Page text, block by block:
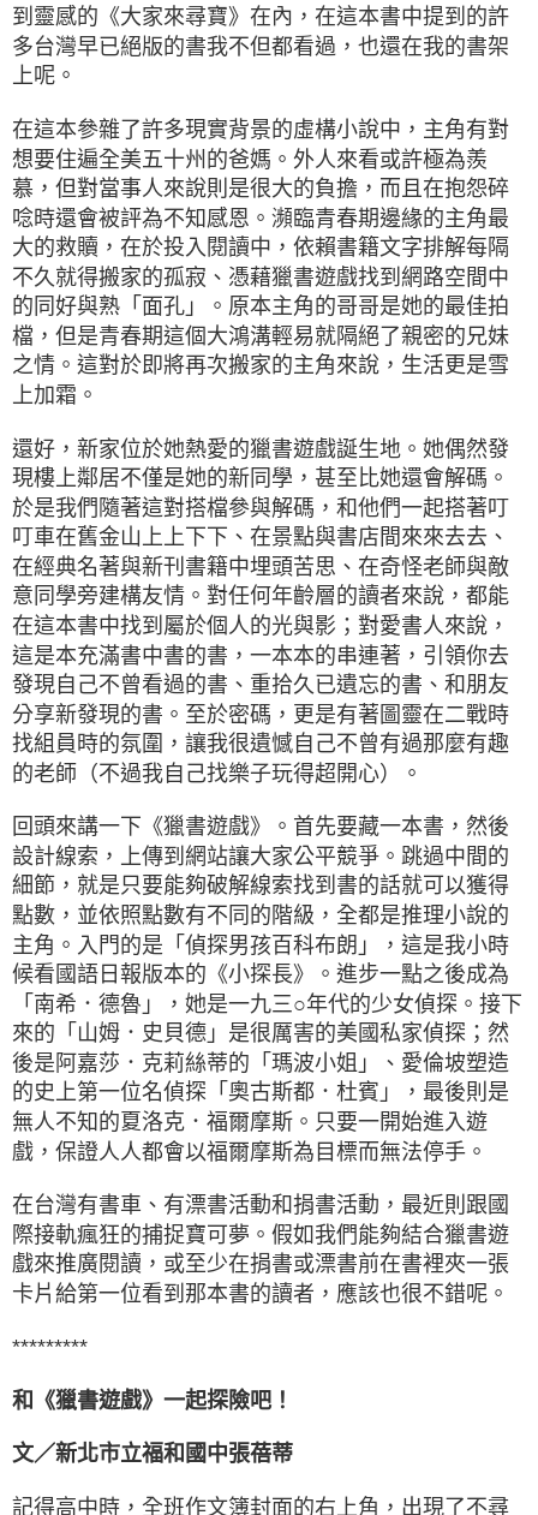
到靈感的《大家來尋寶》在內，在這本書中提到的許
多台灣早已絕版的書我不但都看過，也還在我的書架
上呢。
在這本參雜了許多現實背景的虛構小說中，主角有對
想要住遍全美五十州的爸媽。外人來看或許極為羨
慕，但對當事人來說則是很大的負擔，而且在抱怨碎
唸時還會被評為不知感恩。瀕臨青春期邊緣的主角最
大的救贖，在於投入閱讀中，依賴書籍文字排解每隔
不久就得搬家的孤寂、憑藉獵書遊戲找到網路空間中
的同好與熟「面孔」。原本主角的哥哥是她的最佳拍
檔，但是青春期這個大鴻溝輕易就隔絕了親密的兄妹
之情。這對於即將再次搬家的主角來說，生活更是雪
上加霜。
還好，新家位於她熱愛的獵書遊戲誕生地。她偶然發
現樓上鄰居不僅是她的新同學，甚至比她還會解碼。
於是我們隨著這對搭檔參與解碼，和他們一起搭著叮
叮車在舊金山上上下下、在景點與書店間來來去去、
在經典名著與新刊書籍中埋頭苦思、在奇怪老師與敵
意同學旁建構友情。對任何年齡層的讀者來說，都能
在這本書中找到屬於個人的光與影；對愛書人來說，
這是本充滿書中書的書，一本本的串連著，引領你去
發現自己不曾看過的書、重拾久已遺忘的書、和朋友
分享新發現的書。至於密碼，更是有著圖靈在二戰時
找組員時的氛圍，讓我很遺憾自己不曾有過那麼有趣
的老師（不過我自己找樂子玩得超開心）。
回頭來講一下《獵書遊戲》。首先要藏一本書，然後
設計線索，上傳到網站讓大家公平競爭。跳過中間的
細節，就是只要能夠破解線索找到書的話就可以獲得
點數，並依照點數有不同的階級，全都是推理小說的
主角。入門的是「偵探男孩百科布朗」，這是我小時
候看國語日報版本的《小探長》。進步一點之後成為
「南希．德魯」，她是一九三○年代的少女偵探。接下
來的「山姆．史貝德」是很厲害的美國私家偵探；然
後是阿嘉莎．克莉絲蒂的「瑪波小姐」、愛倫坡塑造
的史上第一位名偵探「奧古斯都．杜賓」，最後則是
無人不知的夏洛克．福爾摩斯。只要一開始進入遊
戲，保證人人都會以福爾摩斯為目標而無法停手。
在台灣有書車、有漂書活動和捐書活動，最近則跟國
際接軌瘋狂的捕捉寶可夢。假如我們能夠結合獵書遊
戲來推廣閱讀，或至少在捐書或漂書前在書裡夾一張
卡片給第一位看到那本書的讀者，應該也很不錯呢。
*********
和《獵書遊戲》一起探險吧！
文／新北市立福和國中張蓓蒂
記得高中時，全班作文簿封面的右上角，出現了不尋